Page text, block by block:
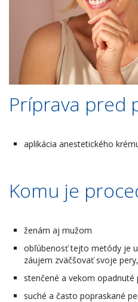
Príprava pred
aplikácia anestetického
Komu je
ženám aj mužom
obľúbenosť tejto metódy je
záujem zväčšovať svoje pery,
stenčené a vekom opadnuté
suché a často popraskané